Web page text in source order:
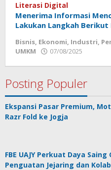
Literasi Digital
Menerima Informasi
Lakukan Langkah Berikut
Bisnis, Ekonomi, Industri,
UMKM
07/08/2025
Posting Populer
Ekspansi Pasar Premium,
Razr Fold ke Jogja
FBE UAJY Perkuat Daya
Penguatan Jejaring dan